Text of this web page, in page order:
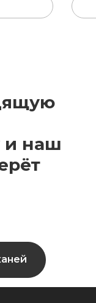
и наш